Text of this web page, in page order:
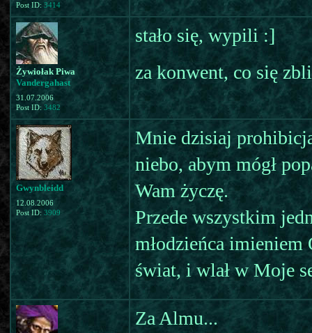
Post ID: 3414
Żywiołak Piwa
Vandergahast
31.07.2006
Post ID: 3482
stało się, wypili :]
za konwent, co się
Gwynbleidd
12.08.2006
Post ID: 3909
Mnie dzisiaj
niebo, abym mógł
Wam życzę.
Przede wszystkim
młodzieńca imieniem
świat, i wlał w Moje
Za Almu...